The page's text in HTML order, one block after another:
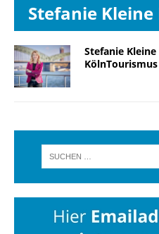
Stefanie
Stefanie